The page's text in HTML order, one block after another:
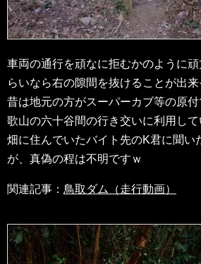
車両の通行を頑なに拒むかのように頑
らいなら右の隙間を抜けることが出来
昔は地元の方がスーパーカブ等の原
歌山の六十谷間の行き交いに利用し
畑に住んでいたバイト先のK君に聞い
が、真偽の程は不明ですｗ
関連記事： 鳥取ダム（走行動画）